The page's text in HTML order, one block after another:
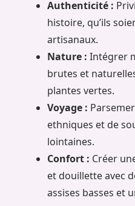
Authenticité :
histoire, qu’ils
artisanaux.
Nature : Intégrer
brutes et
plantes vertes.
Voyage :
ethniques et de
lointaines.
Confort : Créer
et douillette avec
assises basses et